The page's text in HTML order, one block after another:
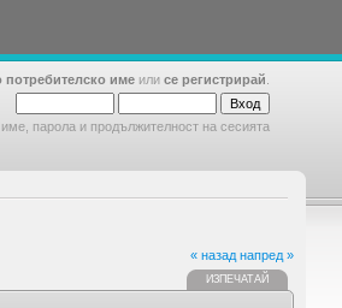
потребителско име или се регистрирай
парола и продължителност на сесията
« назад напред »
ИЗПЕЧАТАЙ